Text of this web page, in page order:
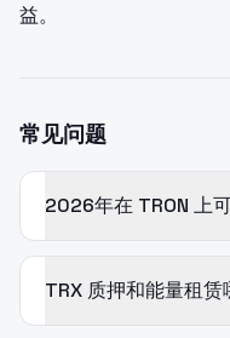
益。
常见问题
2026年在 TRON 上
TRX 质押和能量租赁